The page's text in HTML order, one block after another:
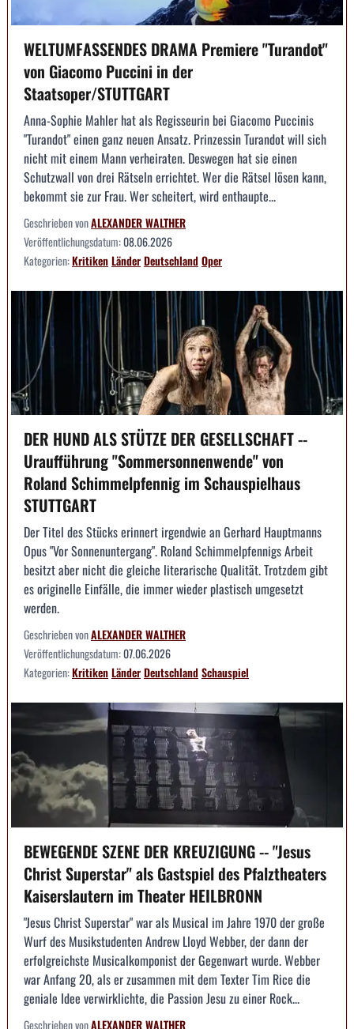
WELTUMFASSENDES DRAMA Premiere "Turandot"
von Giacomo Puccini in der
Staatsoper/STUTTGART
Anna-Sophie Mahler hat als Regisseurin bei Giacomo Puccinis
"Turandot" einen ganz neuen Ansatz. Prinzessin Turandot will sich
nicht mit einem Mann verheiraten. Deswegen hat sie einen
Schutzwall von drei Rätseln errichtet. Wer die Rätsel lösen kann,
bekommt sie zur Frau. Wer scheitert, wird enthaupte...
Geschrieben vonALEXANDER WALTHER
Veröffentlichungsdatum:08.06.2026
Kategorien:KritikenLänderDeutschlandOper
DER HUND ALS STÜTZE DER GESELLSCHAFT --
Uraufführung "Sommersonnenwende" von
Roland Schimmelpfennig im Schauspielhaus
STUTTGART
Der Titel des Stücks erinnert irgendwie an Gerhard Hauptmanns
Opus "Vor Sonnenuntergang". Roland Schimmelpfennigs Arbeit
besitzt aber nicht die gleiche literarische Qualität. Trotzdem gibt
es originelle Einfälle, die immer wieder plastisch umgesetzt
werden.
Geschrieben vonALEXANDER WALTHER
Veröffentlichungsdatum:07.06.2026
Kategorien:KritikenLänderDeutschlandSchauspiel
BEWEGENDE SZENE DER KREUZIGUNG -- "Jesus
Christ Superstar" als Gastspiel des Pfalztheaters
Kaiserslautern im Theater HEILBRONN
"Jesus Christ Superstar" war als Musical im Jahre 1970 der große
Wurf des Musikstudenten Andrew Lloyd Webber, der dann der
erfolgreichste Musicalkomponist der Gegenwart wurde. Webber
war Anfang 20, als er zusammen mit dem Texter Tim Rice die
geniale Idee verwirklichte, die Passion Jesu zu einer Rock...
Geschrieben vonALEXANDER WALTHER